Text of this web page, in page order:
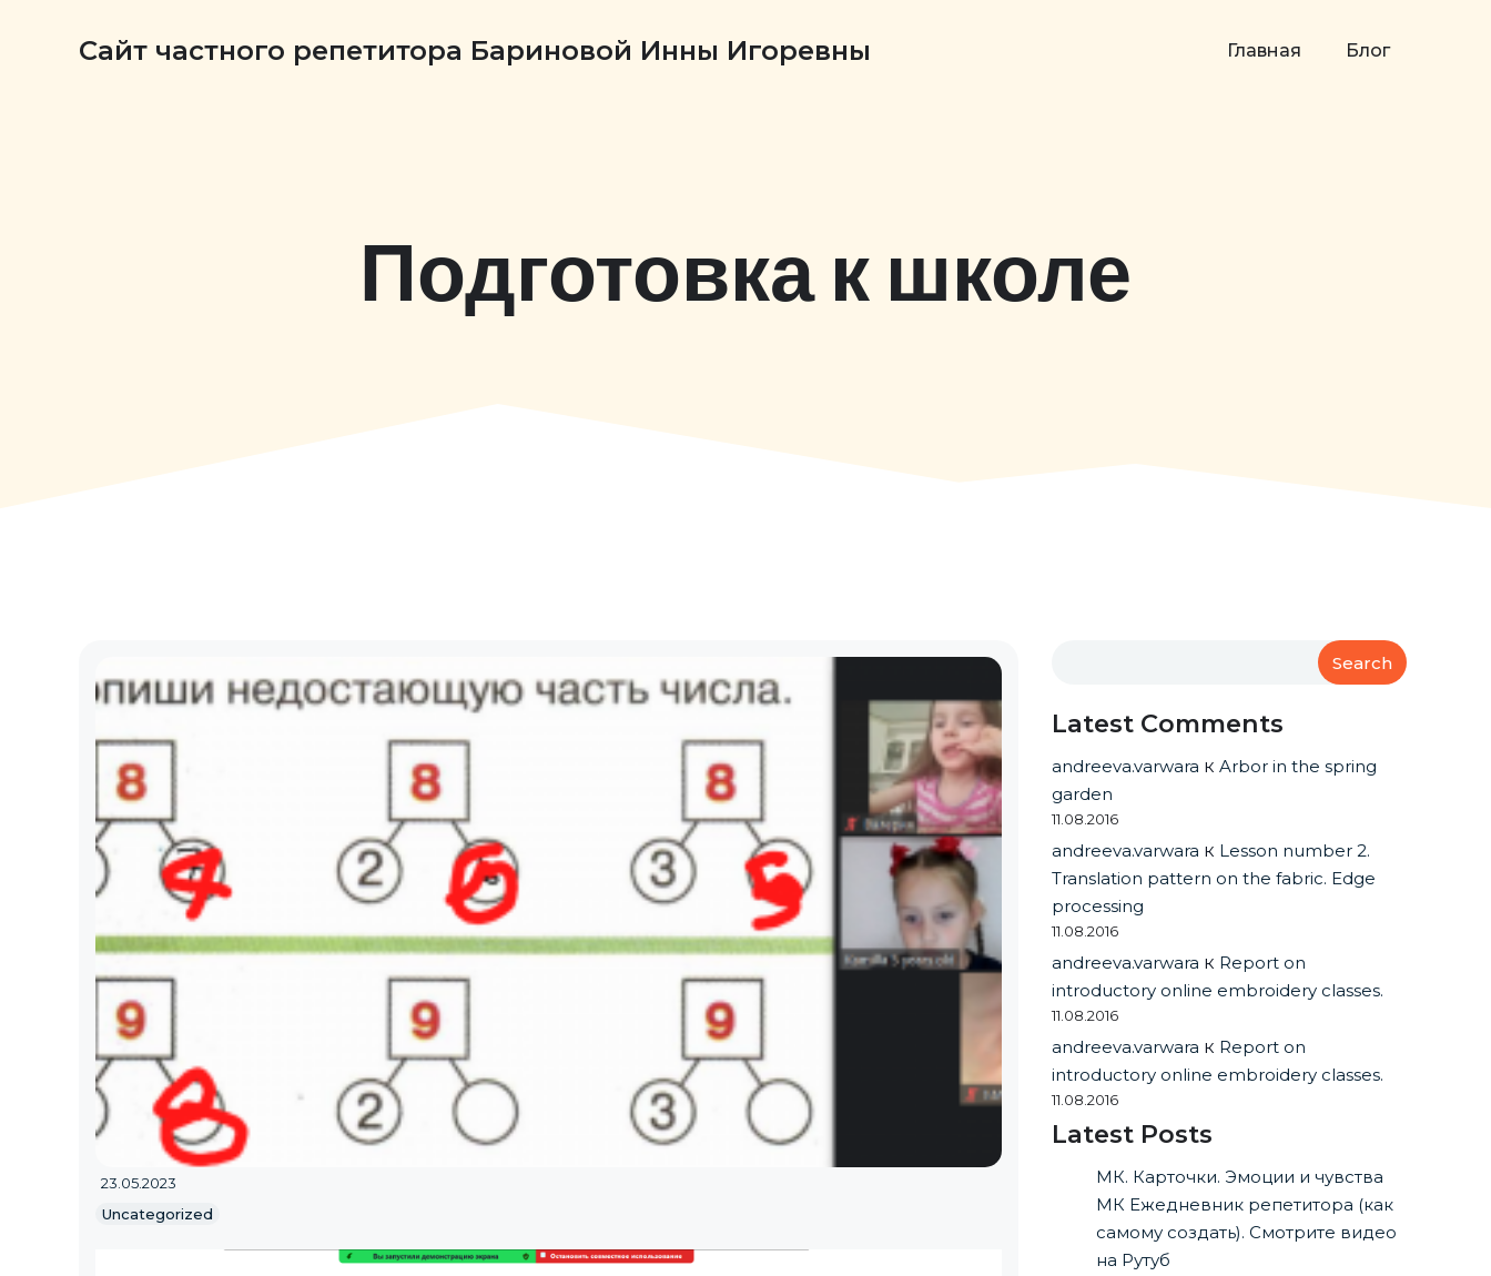
Сайт частного репетитора Бариновой Инны Игоревны Главная Блог
Подготовка к школе
23.05.2023
Uncategorized
Search
Latest Comments
andreeva.varwara кArbor in the spring
garden
11.08.2016
andreeva.varwara к Lesson number 2.
Translation pattern on the fabric. Edge
processing
11.08.2016
andreeva.varwara к Report on
introductory online embroidery classes.
11.08.2016
andreeva.varwara к Report on
introductory online embroidery classes.
11.08.2016
Latest Posts
МК. Карточки. Эмоции и чувства
МК Ежедневник репетитора (как
самому создать). Смотрите видео
на Рутуб